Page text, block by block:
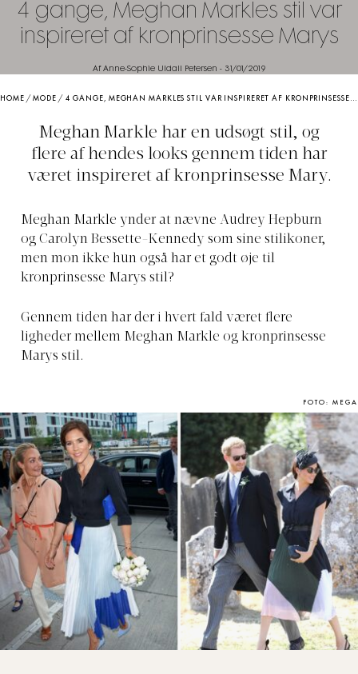
4 gange, Meghan Markles stil var
inspireret af kronprinsesse Marys
Af Anne-Sophie Uldall Petersen - 31/01/2019
HOME /MODE / 4 GANGE, MEGHAN MARKLES STIL VAR INSPIRERET AF KRONPRINSESSE MARYS
Meghan Markle har en udsøgt stil, og
flere af hendes looks gennem tiden har
været inspireret af kronprinsesse Mary.
Meghan Markle ynder at nævne Audrey Hepburn
og Carolyn Bessette-Kennedy som sine stilikoner,
men mon ikke hun også har et godt øje til
kronprinsesse Marys stil?
Gennem tiden har der i hvert fald været flere
ligheder mellem Meghan Markle og kronprinsesse
Marys stil.
FOTO: MEGA